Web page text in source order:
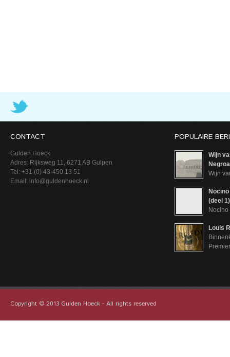
CONTACT
Gulden Hoeck
Adres: Rijksweg 11, 6271 AB Gulpen
Tel: +31 (0) 43-450 13 51
Email: info@guldenhoeck.nl
POPULAIRE
Wijn
Wijn
(deel 1)
Louis
Premier
Copyright © 2013 Gulden Hoeck - All rights reserved